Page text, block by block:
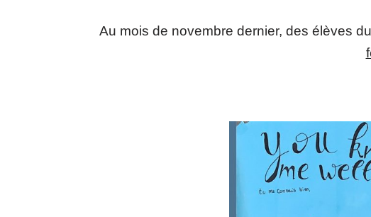
Au mois de novembre dernier, des élèves